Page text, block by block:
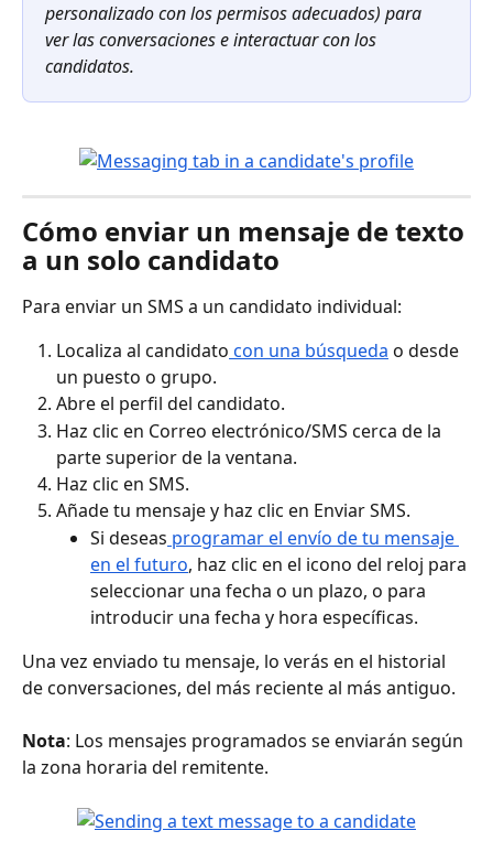
personalizado con los permisos adecuados) para
ver las conversaciones e interactuar con los
candidatos.
Cómo enviar un mensaje de texto
a un solo candidato
Para enviar un SMS a un candidato individual:
Localiza al candidato con una búsqueda o desde
un puesto o grupo.
Abre el perfil del candidato.
Haz clic en Correo electrónico/SMS cerca de la
parte superior de la ventana.
Haz clic en SMS.
Añade tu mensaje y haz clic en Enviar SMS.
Si deseas programar el envío de tu mensaje
en el futuro, haz clic en el icono del reloj para
seleccionar una fecha o un plazo, o para
introducir una fecha y hora específicas.
Una vez enviado tu mensaje, lo verás en el historial
de conversaciones, del más reciente al más antiguo.
Nota: Los mensajes programados se enviarán según
la zona horaria del remitente.